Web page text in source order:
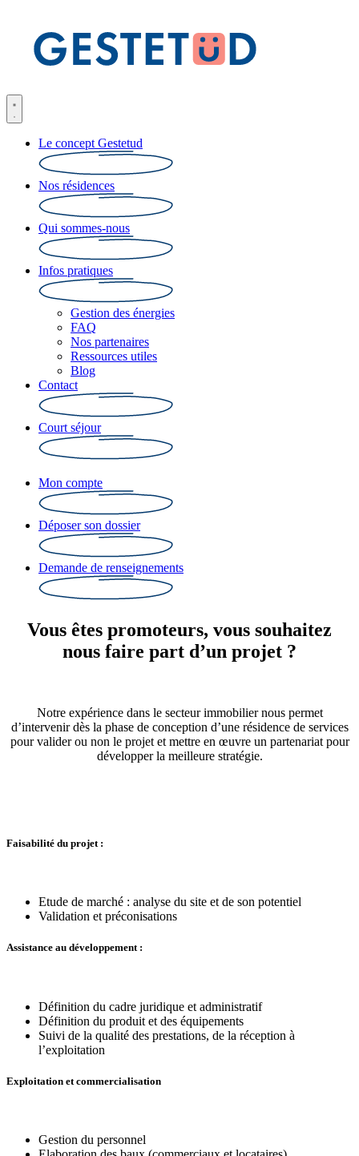
Le concept Gestetud
Nos résidences
Qui sommes-nous
Infos pratiques
Gestion des énergies
FAQ
Nos partenaires
Ressources utiles
Blog
Contact
Court séjour
Mon compte
Déposer son dossier
Demande de renseignements
Vous êtes promoteurs, vous souhaitez
nous faire part d’un projet ?
Notre expérience dans le secteur immobilier nous permet
d’intervenir dès la phase de conception d’une résidence de services
pour valider ou non le projet et mettre en œuvre un partenariat pour
développer la meilleure stratégie.
Faisabilité du projet :
Etude de marché : analyse du site et de son potentiel
Validation et préconisations
Assistance au développement :
Définition du cadre juridique et administratif
Définition du produit et des équipements
Suivi de la qualité des prestations, de la réception à
l’exploitation
Exploitation et commercialisation
Gestion du personnel